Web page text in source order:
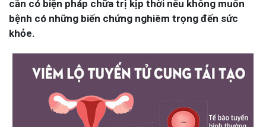
cần có biện pháp chữa trị kịp thời nếu không muốn
bệnh có những biến chứng nghiêm trọng đến sức
khỏe.